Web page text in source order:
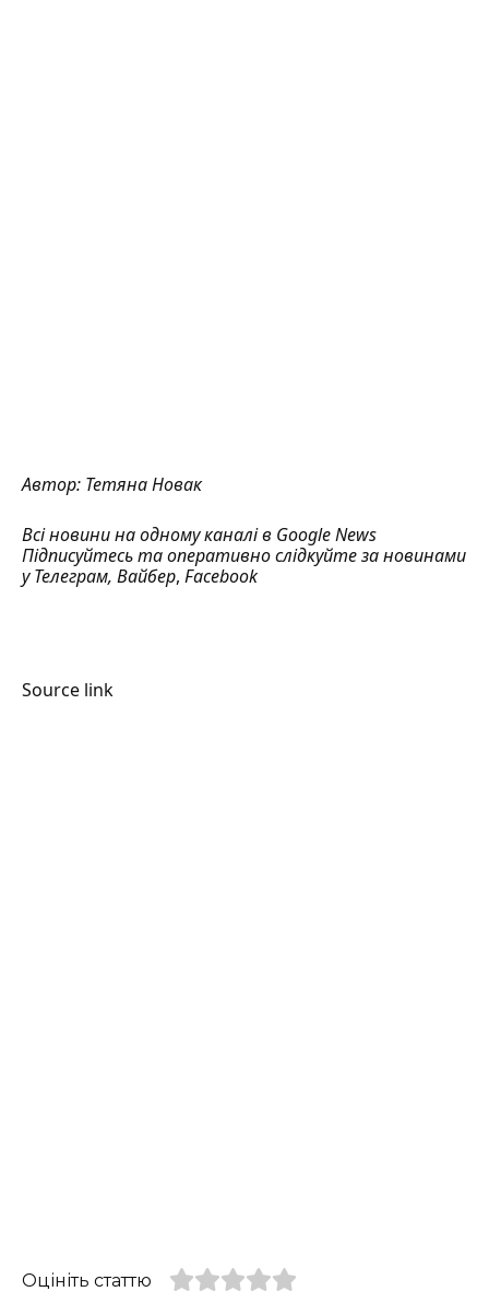
Автор: Тетяна Новак
Всі новини на одному каналі в Google News
Підписуйтесь та оперативно слідкуйте за новинами
уТелеграм, Вайбер, Facebook
Source link
Оцініть статтю